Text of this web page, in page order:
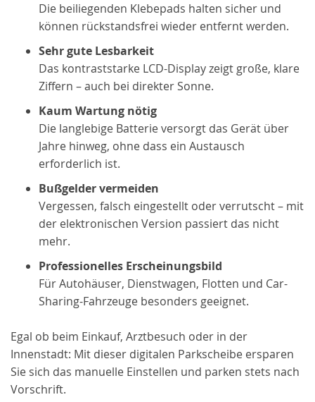
Die beiliegenden Klebepads halten sicher und
können rückstandsfrei wieder entfernt werden.
Sehr gute Lesbarkeit
Das kontraststarke LCD-Display zeigt große, klare
Ziffern – auch bei direkter Sonne.
Kaum Wartung nötig
Die langlebige Batterie versorgt das Gerät über
Jahre hinweg, ohne dass ein Austausch
erforderlich ist.
Bußgelder vermeiden
Vergessen, falsch eingestellt oder verrutscht – mit
der elektronischen Version passiert das nicht
mehr.
Professionelles Erscheinungsbild
Für Autohäuser, Dienstwagen, Flotten und Car-
Sharing-Fahrzeuge besonders geeignet.
Egal ob beim Einkauf, Arztbesuch oder in der
Innenstadt: Mit dieser digitalen Parkscheibe ersparen
Sie sich das manuelle Einstellen und parken stets nach
Vorschrift.